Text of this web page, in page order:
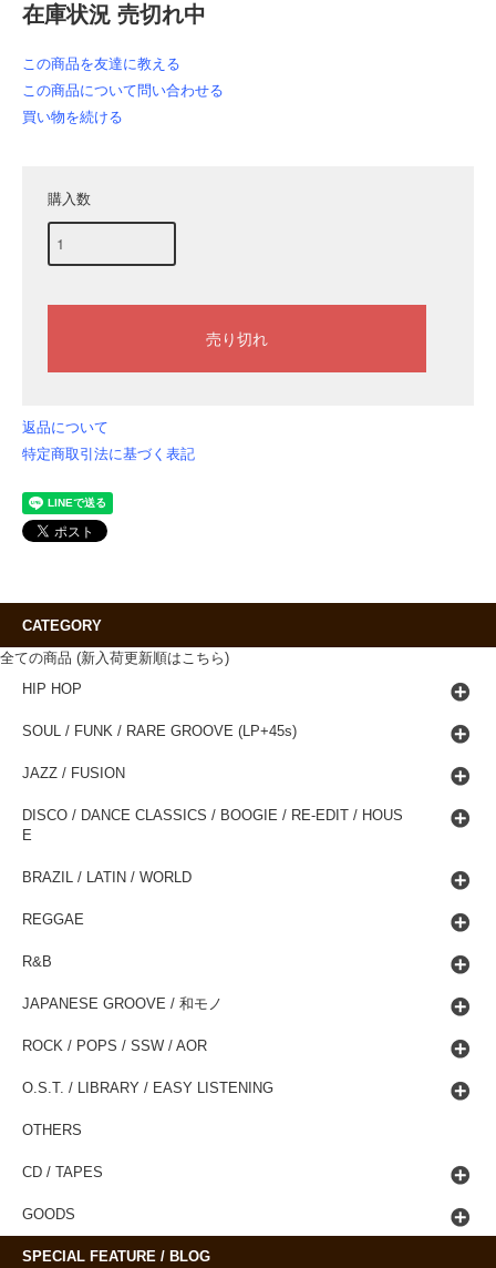
在庫状況 売切れ中
この商品を友達に教える
この商品について問い合わせる
買い物を続ける
購入数
返品について
特定商取引法に基づく表記
CATEGORY
全ての商品 (新入荷更新順はこちら)
HIP HOP
SOUL / FUNK / RARE GROOVE (LP+45s)
JAZZ / FUSION
DISCO / DANCE CLASSICS / BOOGIE / RE-EDIT / HOUS
E
BRAZIL / LATIN / WORLD
REGGAE
R&B
JAPANESE GROOVE / 和モノ
ROCK / POPS / SSW / AOR
O.S.T. / LIBRARY / EASY LISTENING
OTHERS
CD / TAPES
GOODS
SPECIAL FEATURE / BLOG